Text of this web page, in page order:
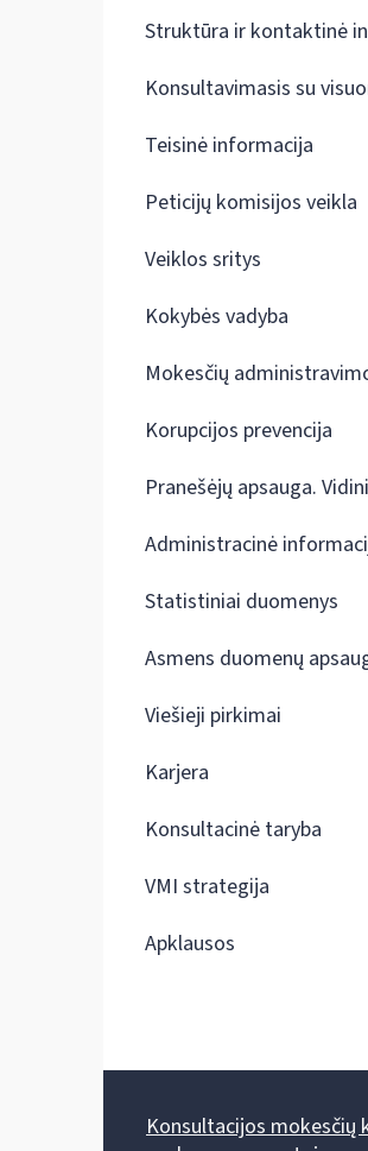
Struktūra ir kontaktinė
Konsultavimasis su
Teisinė informacija
Peticijų komisijos veikla
Veiklos sritys
Kokybės vadyba
Mokesčių
Korupcijos prevencija
Pranešėjų apsauga.
Administracinė
Statistiniai duomenys
Asmens duomenų
Viešieji pirkimai
Karjera
Konsultacinė taryba
VMI strategija
Apklausos
Konsultacijos mokesčių